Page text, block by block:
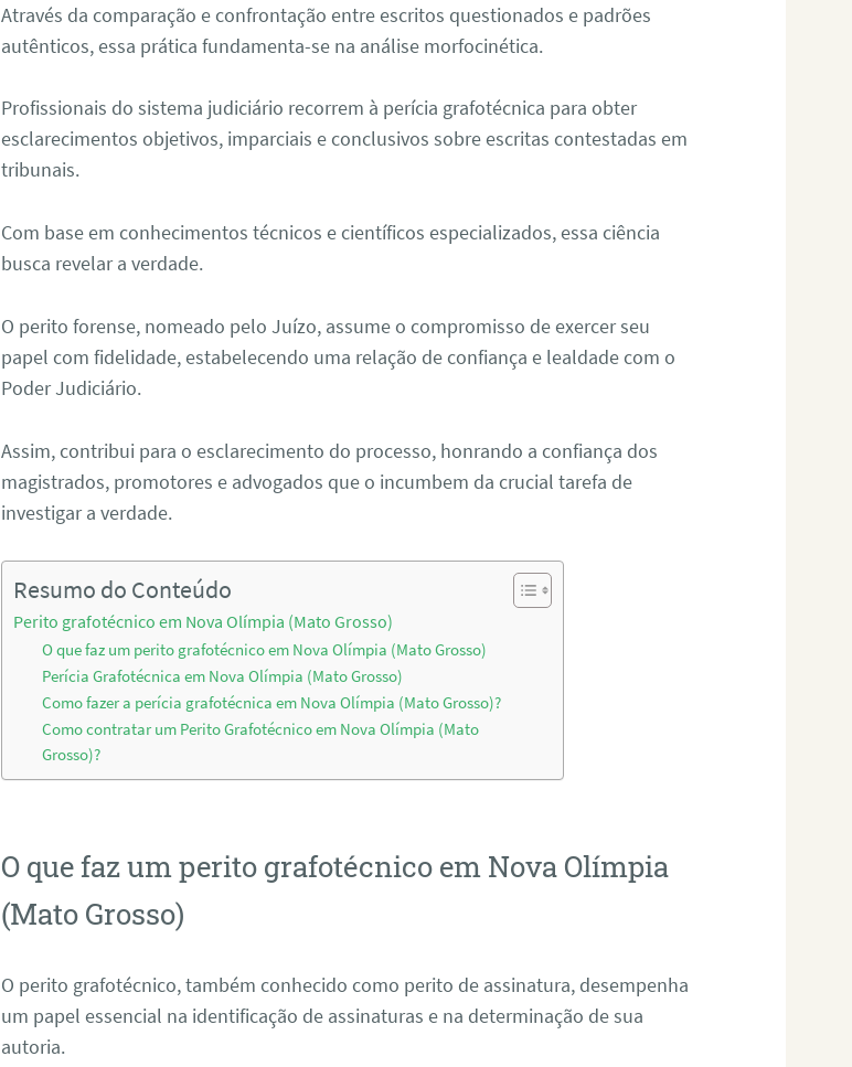
Através da comparação e confrontação entre escritos questionados e padrões
autênticos, essa prática fundamenta-se na análise morfocinética.
Profissionais do sistema judiciário recorrem à perícia grafotécnica para obter
esclarecimentos objetivos, imparciais e conclusivos sobre escritas contestadas em
tribunais.
Com base em conhecimentos técnicos e científicos especializados, essa ciência
busca revelar a verdade.
O perito forense, nomeado pelo Juízo, assume o compromisso de exercer seu
papel com fidelidade, estabelecendo uma relação de confiança e lealdade com o
Poder Judiciário.
Assim, contribui para o esclarecimento do processo, honrando a confiança dos
magistrados, promotores e advogados que o incumbem da crucial tarefa de
investigar a verdade.
Resumo do Conteúdo
Perito grafotécnico em Nova Olímpia (Mato Grosso)
O que faz um perito grafotécnico em Nova Olímpia (Mato Grosso)
Perícia Grafotécnica em Nova Olímpia (Mato Grosso)
Como fazer a perícia grafotécnica em Nova Olímpia (Mato Grosso)?
Como contratar um Perito Grafotécnico em Nova Olímpia (Mato
Grosso)?
O que faz um perito grafotécnico em Nova Olímpia
(Mato Grosso)
O perito grafotécnico, também conhecido como perito de assinatura, desempenha
um papel essencial na identificação de assinaturas e na determinação de sua
autoria.